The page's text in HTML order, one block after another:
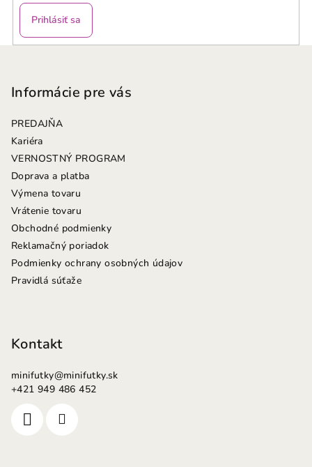
y
Prihlásiť sa
Informácie pre vás
PREDAJŇA
Kariéra
VERNOSTNÝ PROGRAM
Doprava a platba
Výmena tovaru
Vrátenie tovaru
Obchodné podmienky
Reklamačný poriadok
Podmienky ochrany osobných údajov
Pravidlá súťaže
Kontakt
minifutky@minifutky.sk
+421 949 486 452